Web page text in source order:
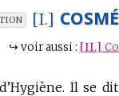
[I.]
↪ voir aussi : [II.]
Il se